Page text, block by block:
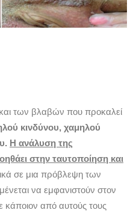
των βλαβών που προκαλεί
κινδύνου, χαμηλού
Η ανάλυση της
στην ταυτοποίηση και
σε μια πρόβλεψη των
να εμφανιστούν στον
από αυτούς τους